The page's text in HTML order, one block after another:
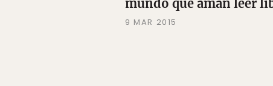
mundo que aman leer
9 MAR 2015